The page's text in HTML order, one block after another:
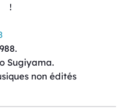
!
Sugiyama.
non édités